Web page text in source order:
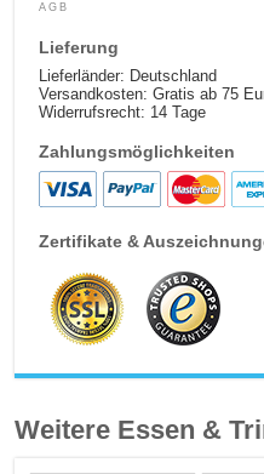
AGB
Lieferung
Lieferländer: Deutschland
Versandkosten: Gratis ab 75
Widerrufsrecht: 14 Tage
Zahlungsmöglichkeiten
Zertifikate &
Weitere Essen &